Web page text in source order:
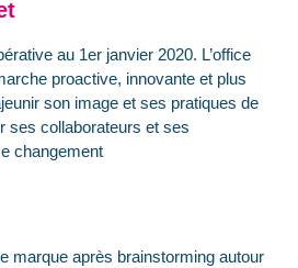
au 1er janvier 2020. L’office
proactive, innovante et plus
son image et ses pratiques de
ses collaborateurs et ses
changement
marque après brainstorming autour